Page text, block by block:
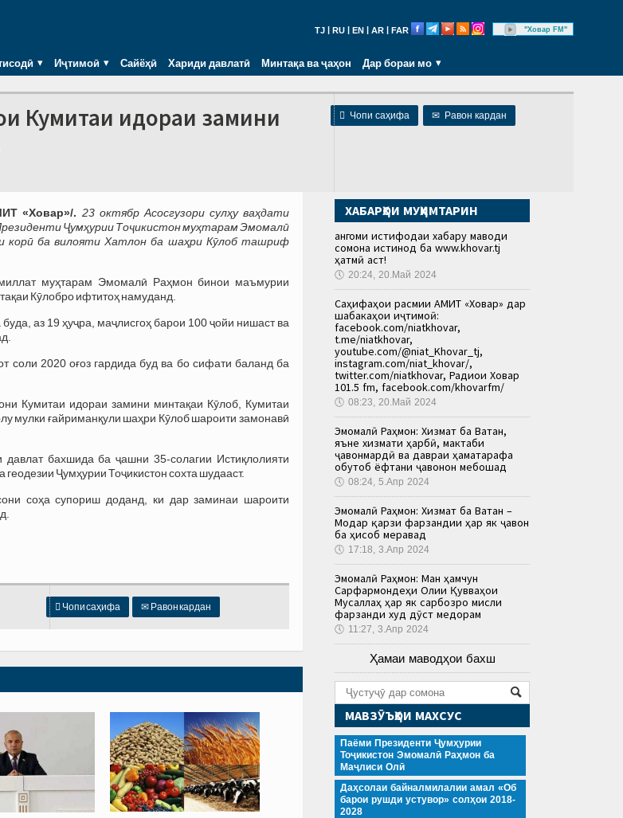
TJ RU EN AR FAR "Ховар FM"
Иҷтимоӣ Сайёҳӣ Хариди давлатӣ Минтақа ва ҷаҳон Дар бораи мо
 Чопи саҳифа ✉ Равон кардан
Кумитаи идораи замини
«Ховар»/. 23 октябр Асосгузори сулҳу ваҳдати
Ҷумҳурии Тоҷикистон муҳтарам Эмомалӣ
корӣ ба вилояти Хатлон ба шаҳри Кӯлоб ташриф
муҳтарам Эмомалӣ Раҳмон бинои маъмурии
Кӯлобро ифтитоҳ намуданд.
аз 19 ҳуҷра, маҷлисгоҳ барои 100 ҷойи нишаст ва
соли 2020 оғоз гардида буд ва бо сифати баланд ба
Кумитаи идораи замини минтақаи Кӯлоб, Кумитаи
мулки ғайриманқули шаҳри Кӯлоб шароити замонавӣ
бахшида ба ҷашни 35-солагии Истиқлолияти
Ҷумҳурии Тоҷикистон сохта шудааст.
соҳа супориш доданд, ки дар заминаи шароити
 Чопи саҳифа ✉ Равон кардан
ХАБАРҲОИ МУҲИМТАРИН
Ҳангоми истифодаи хабару маводи
сомона истинод ба www.khovar.tj
ҳатмӣ аст!
🕔 20:24, 20.Май 2024
Саҳифаҳои расмии АМИТ «Ховар» дар
шабакаҳои иҷтимоӣ:
facebook.com/niatkhovar,
t.me/niatkhovar,
youtube.com/@niat_Khovar_tj,
instagram.com/niat_khovar/,
twitter.com/niatkhovar, Радиои Ховар
101.5 fm, facebook.com/khovarfm/
🕔 08:23, 20.Май 2024
Эмомалӣ Раҳмон: Хизмат ба Ватан,
яъне хизмати ҳарбӣ, мактаби
ҷавонмардӣ ва давраи ҳаматарафа
обутоб ёфтани ҷавонон мебошад
🕔 08:24, 5.Апр 2024
Эмомалӣ Раҳмон: Хизмат ба Ватан –
Модар қарзи фарзандии ҳар як ҷавон
ба ҳисоб меравад
🕔 17:18, 3.Апр 2024
Эмомалӣ Раҳмон: Ман ҳамчун
Сарфармондеҳи Олии Қувваҳои
Мусаллаҳ ҳар як сарбозро мисли
фарзанди худ дӯст медорам
🕔 11:27, 3.Апр 2024
Ҳамаи маводҳои бахш
МАВЗӮЪҲОИ МАХСУС
Паёми Президенти Ҷумҳурии
Тоҷикистон Эмомалӣ Раҳмон ба
Маҷлиси Олӣ
Даҳсолаи байналмилалии амал «Об
барои рушди устувор» солҳои 2018-
2028